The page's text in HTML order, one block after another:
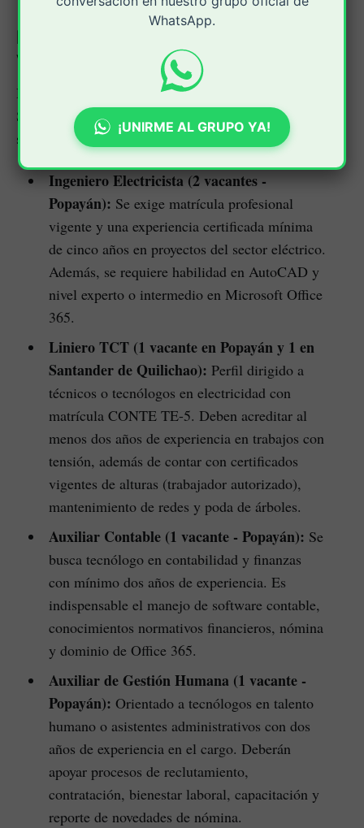
Perfiles requeridos y distribución de
vacantes
De acuerdo con la información oficial entregada por
Senerfi S.A.S., las plazas disponibles se dividen de la
siguiente manera:
Ingeniero Electricista (2 vacantes -
Popayán): Se exige matrícula profesional
vigente y una experiencia certificada mínima
de cinco años en proyectos del sector eléctrico.
Además, se requiere habilidad en AutoCAD y
nivel experto o intermedio en Microsoft Office
365.
Liniero TCT (1 vacante en Popayán y 1 en
Santander de Quilichao): Perfil dirigido a
técnicos o tecnólogos en electricidad con
matrícula CONTE TE-5. Deben acreditar al
menos dos años de experiencia en trabajos con
tensión, además de contar con certificados
vigentes de alturas (trabajador autorizado),
mantenimiento de redes y poda de árboles.
Auxiliar Contable (1 vacante - Popayán): Se
busca tecnólogo en contabilidad y finanzas
con mínimo dos años de experiencia. Es
indispensable el manejo de software contable,
conocimientos normativos financieros, nómina
y dominio de Office 365.
Auxiliar de Gestión Humana (1 vacante -
Popayán): Orientado a tecnólogos en talento
humano o asistentes administrativos con dos
años de experiencia en el cargo. Deberán
apoyar procesos de reclutamiento,
contratación, bienestar laboral, capacitación y
reporte de novedades de nómina.
WhatsApp.
¡UNIRME AL GRUPO YA!